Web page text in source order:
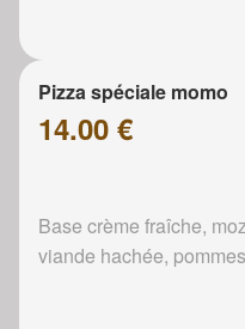
Pizza spéciale momo
14.00 €
Base crème fraîche,
viande hachée,